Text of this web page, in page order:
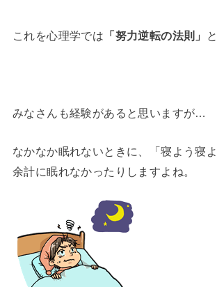
これを心理学では 「努力逆転の法則」
みなさんも経験があると思いますが…
なかなか眠れないときに、「寝よう寝
余計に眠れなかったりしますよね。